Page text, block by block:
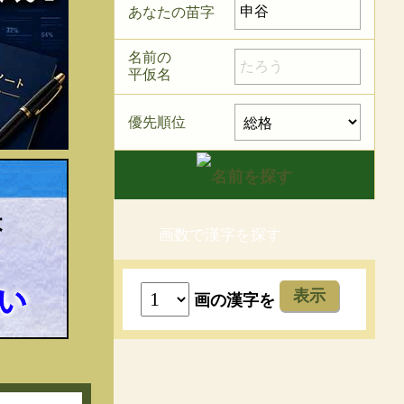
あなたの苗字
名前の
平仮名
優先順位
画数で漢字を探す
画の漢字を 表示